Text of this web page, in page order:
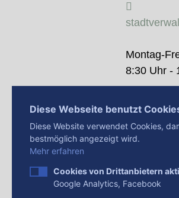
Montag-
8:30 Uhr -
Donnerstag:
14:00 Uhr
Diese Webseite benutzt
Diese Website verwendet Cookies,
bestmöglich angezeigt wird.
Mehr erfahren
Cookies von Drittanbietern
Google Analytics, Facebook